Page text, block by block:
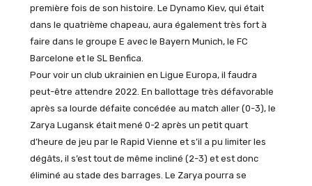
première fois de son histoire. Le Dynamo Kiev, qui était
dans le quatrième chapeau, aura également très fort à
faire dans le groupe E avec le Bayern Munich, le FC
Barcelone et le SL Benfica.
Pour voir un club ukrainien en Ligue Europa, il faudra
peut-être attendre 2022. En ballottage très défavorable
après sa lourde défaite concédée au match aller (0-3), le
Zarya Lugansk était mené 0-2 après un petit quart
d’heure de jeu par le Rapid Vienne et s’il a pu limiter les
dégâts, il s’est tout de même incliné (2-3) et est donc
éliminé au stade des barrages. Le Zarya pourra se